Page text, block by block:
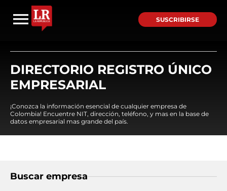
SUSCRIBIRSE
DIRECTORIO REGISTRO ÚNICO
EMPRESARIAL
¡Conozca la información esencial de cualquier empresa de
Colombia! Encuentre NIT, dirección, teléfono, y mas en la base de
datos empresarial mas grande del país.
Buscar empresa